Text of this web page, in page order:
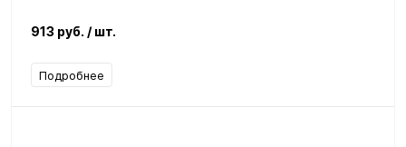
913 руб. / шт.
Подробнее